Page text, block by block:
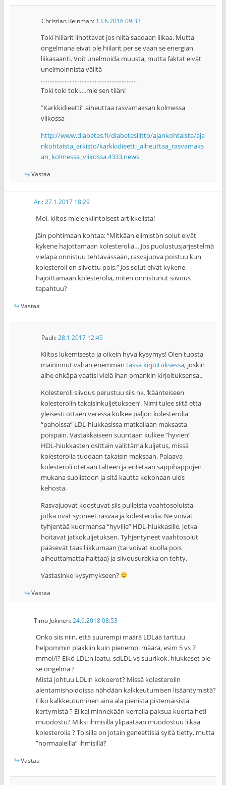
Christian Reinman: 13.6.2016 09:33
Toki hiilarit lihottavat jos niitä saadaan liikaa. Mutta
ongelmana eivät ole hiilarit per se vaan se energian
liikasaanti. Voit unelmoida muusta, mutta faktat eivät
unelmoinnista välitä
…………………………………………………
Toki toki toki….mie sen tiiän!
”Karkkidieetti” aiheuttaa rasvamaksan kolmessa
viikossa
http://www.diabetes.fi/diabetesliitto/ajankohtaista/aja
nkohtaista_arkisto/karkkidieetti_aiheuttaa_rasvamaks
an_kolmessa_viikossa.4333.news
Vastaa
Ari:27.1.2017 18:29
Moi, kiitos mielenkiintoisest artikkelista!
Jäin pohtimaan kohtaa: “Mitkään elimistön solut eivät
kykene hajottamaan kolesterolia… Jos puolustusjärjestelmä
vieläpä onnistuu tehtävässään, rasvajuova poistuu kun
kolesteroli on siivottu pois.” Jos solut eivät kykene
hajoittamaan kolesterolia, miten onnistunut siivous
tapahtuu?
Vastaa
Pauli:28.1.2017 12:45
Kiitos lukemisesta ja oikein hyvä kysymys! Olen tuosta
maininnut vähän enemmän tässä kirjoituksessa, joskin
aihe ehkäpä vaatisi vielä ihan omankin kirjoituksensa..
Kolesteroli siivous perustuu siis nk. ‘käänteiseen
kolesterolin takaisinkuljetukseen’. Nimi tulee siitä että
yleisesti ottaen veressä kulkee paljon kolesterolia
“pahoissa” LDL-hiukkasissa matkallaan maksasta
poispäin. Vastakkaiseen suuntaan kulkee “hyvien”
HDL-hiukkasten osittain välittämä kuljetus, missä
kolesterolia tuodaan takaisin maksaan. Palaava
kolesteroli otetaan talteen ja eritetään sappihappojen
mukana suolistoon ja sitä kautta kokonaan ulos
kehosta.
Rasvajuovat koostuvat siis pulleista vaahtosoluista,
jotka ovat syöneet rasvaa ja kolesterolia. Ne voivat
tyhjentää kuormansa “hyville” HDL-hiukkasille, jotka
hoitavat jatkokuljetuksen. Tyhjentyneet vaahtosolut
pääsevät taas liikkumaan (tai voivat kuolla pois
aiheuttamatta haittaa) ja siivousurakka on tehty.
Vastasinko kysymykseen?
Vastaa
Timo Jokinen:24.6.2018 08:53
Onko siis niin, että suurempi määrä LDLää tarttuu
helpommin plakkiin kuin pienempi määrä, esim 5 vs 7
mmol/l? Eikö LDL:n laatu, sdLDL vs suurikok. hiukkaset ole
se ongelma ?
Mistä johtuu LDL:n kokoerot? Missä kolesterolin
alentamishoidoissa nähdään kalkkeutumisen lisääntymistä?
Eikö kalkkeutuminen aina ala pienistä pistemäisistä
kertymistä ? Ei kai minnekään kerralla paksua kuorta heti
muodostu? Miksi ihmisillä ylipäätään muodostuu liikaa
kolesterolia ? Toisilla on jotain geneettisiä syitä tietty, mutta
”normaaleilla” ihmisillä?
Vastaa